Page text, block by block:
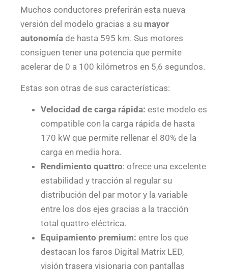
Muchos conductores preferirán esta nueva
versión del modelo gracias a su mayor
autonomía de hasta 595 km. Sus motores
consiguen tener una potencia que permite
acelerar de 0 a 100 kilómetros en 5,6 segundos.
Estas son otras de sus características:
Velocidad de carga rápida: este modelo es
compatible con la carga rápida de hasta
170 kW que permite rellenar el 80% de la
carga en media hora.
Rendimiento quattro: ofrece una excelente
estabilidad y tracción al regular su
distribución del par motor y la variable
entre los dos ejes gracias a la tracción
total quattro eléctrica.
Equipamiento premium: entre los que
destacan los faros Digital Matrix LED,
visión trasera visionaria con pantallas